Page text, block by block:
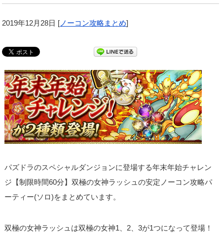
2019年12月28日 [ ノーコン攻略まとめ]
パズドラのスペシャルダンジョンに登場する年末年始チャレン
ジ【制限時間60分】双極の女神ラッシュの安定ノーコン攻略パ
ーティー(ソロ)をまとめています。
双極の女神ラッシュは双極の女神1、2、3が1つになって登場！